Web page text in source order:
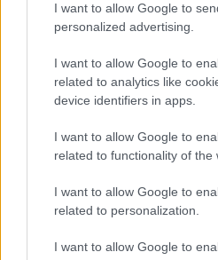
I want to allow Google to
personalized advertising.
I want to allow Google to
related to analytics like
device identifiers in apps.
I want to allow Google to
related to functionality of the
I want to allow Google to
related to personalization.
I want to allow Google to
Οι ερευνητές
απόσταση χώρους
παιδιών, στους οποίους
από οψιδιανό και
προσωπικά αντικείμενα
Τα απομεινάρια
ανακαλύφθηκαν στην
ότι οι κάτοικοι
κατασκευής του